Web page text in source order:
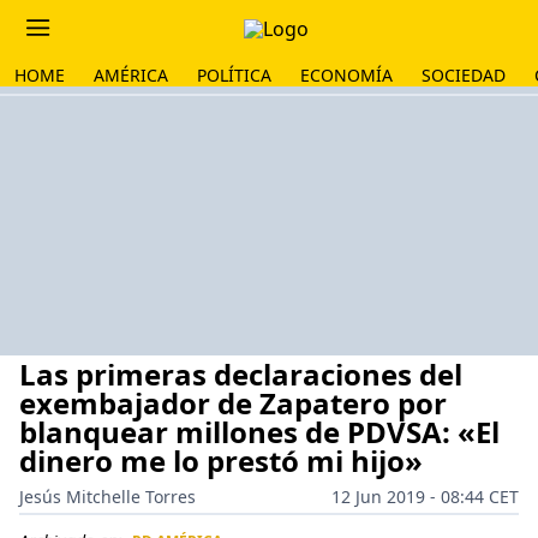
HOME AMÉRICA POLÍTICA ECONOMÍA SOCIEDAD
Las primeras declaraciones del
exembajador de Zapatero por
blanquear millones de PDVSA: «El
dinero me lo prestó mi hijo»
Jesús Mitchelle Torres
12 Jun 2019 - 08:44 CET